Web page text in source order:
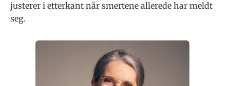
justerer i etterkant når smertene allerede har meldt
seg.